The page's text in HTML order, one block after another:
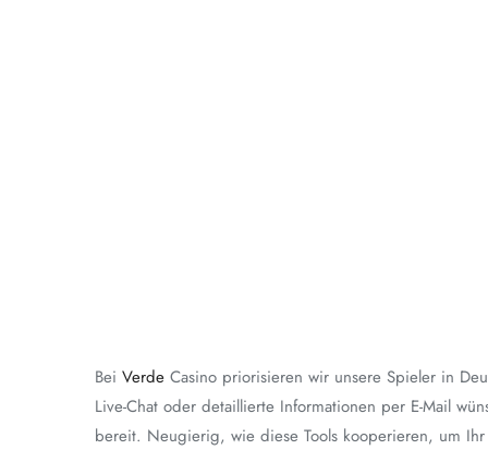
Bei Verde Casino priorisieren wir unsere Spieler in
Live-Chat oder detaillierte Informationen per E-Mail
bereit. Neugierig, wie diese Tools kooperieren, um